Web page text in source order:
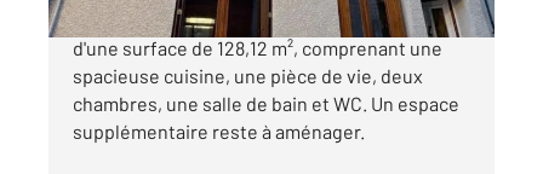
LALOUVESC - Maison en centre de village
d'une surface de 128,12 m², comprenant une
spacieuse cuisine, une pièce de vie, deux
chambres, une salle de bain et WC. Un espace
supplémentaire reste à aménager.